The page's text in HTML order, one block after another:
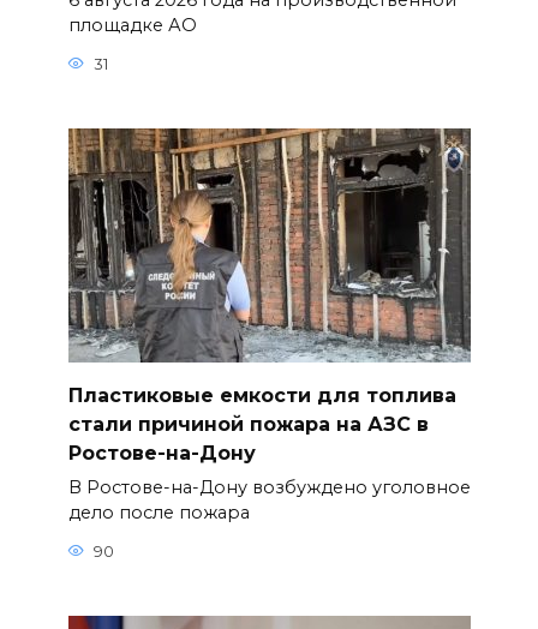
площадке АО
31
Пластиковые емкости для топлива
стали причиной пожара на АЗС в
Ростове-на-Дону
В Ростове-на-Дону возбуждено уголовное
дело после пожара
90